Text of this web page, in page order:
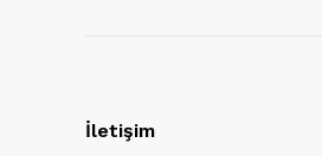
İletişim